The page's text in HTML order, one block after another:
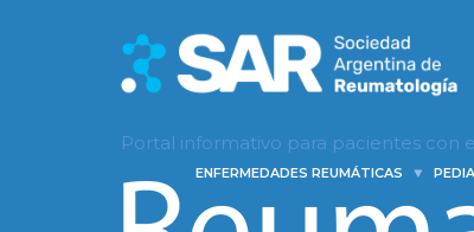
Portal informativo para pacientes con
ENFERMEDADES REUMÁTICAS